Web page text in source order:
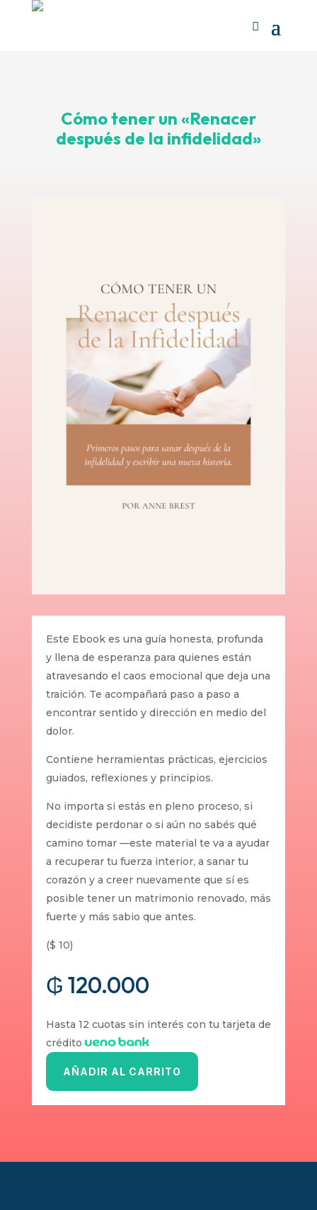
Cómo tener un «Renacer
después de la infidelidad»
Este Ebook es una guía honesta, profunda
y llena de esperanza para quienes están
atravesando el caos emocional que deja una
traición. Te acompañará paso a paso a
encontrar sentido y dirección en medio del
dolor.
Contiene herramientas prácticas, ejercicios
guiados, reflexiones y principios.
No importa si estás en pleno proceso, si
decidiste perdonar o si aún no sabés qué
camino tomar —este material te va a ayudar
a recuperar tu fuerza interior, a sanar tu
corazón y a creer nuevamente que sí es
posible tener un matrimonio renovado, más
fuerte y más sabio que antes.
($ 10)
₲ 120.000
Hasta 12 cuotas sin interés con tu tarjeta de
crédito
AÑADIR AL CARRITO